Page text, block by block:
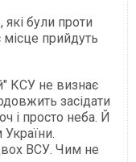
які були проти
місце прийдуть
КСУ не визнає
засідати
і просто неба. Й
ВСУ. Чим не